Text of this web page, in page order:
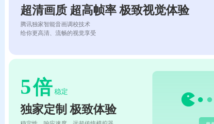
超清画质 超高帧率 极致视觉体验
腾讯独家智能音画调校技术
给你更高清、流畅的视觉享受
5倍 稳定
独家定制 极致体验